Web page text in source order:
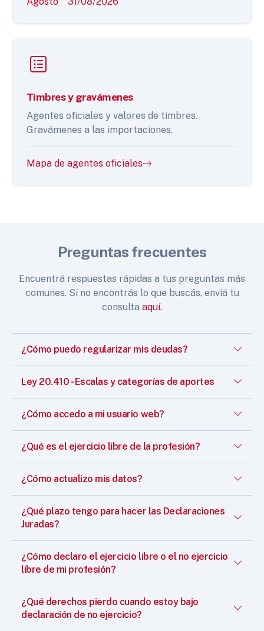
Timbres y gravámenes
Agentes oficiales y valores de timbres.
Gravámenes a las importaciones.
Mapa de agentes oficiales
Preguntas frecuentes
Encuentrá respuestas rápidas a tus preguntas más
comunes. Si no encontrás lo que buscás, enviá tu
consulta aquí.
¿Cómo puedo regularizar mis deudas?
Ley 20.410 - Escalas y categorías de aportes
¿Cómo accedo a mi usuario web?
¿Qué es el ejercicio libre de la profesión?
¿Cómo actualizo mis datos?
¿Qué plazo tengo para hacer las Declaraciones
Juradas?
¿Cómo declaro el ejercicio libre o el no ejercicio
libre de mi profesión?
¿Qué derechos pierdo cuando estoy bajo
declaración de no ejercicio?